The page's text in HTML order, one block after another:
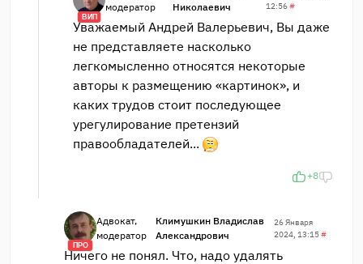
ВИП
модератор
Николаевич
12:56#
Уважаемый Андрей Валерьевич, Вы даже
не представляете насколько
легкомысленно относятся некоторые
авторы к размещению «картинок», и
каких трудов стоит последующее
урегулирование претензий
правообладателей...
+8
ПРО
Адвокат,
модератор
Климушкин Владислав
Александрович
26 Января
2024, 13:15#
Ничего не понял. Что, надо удалять